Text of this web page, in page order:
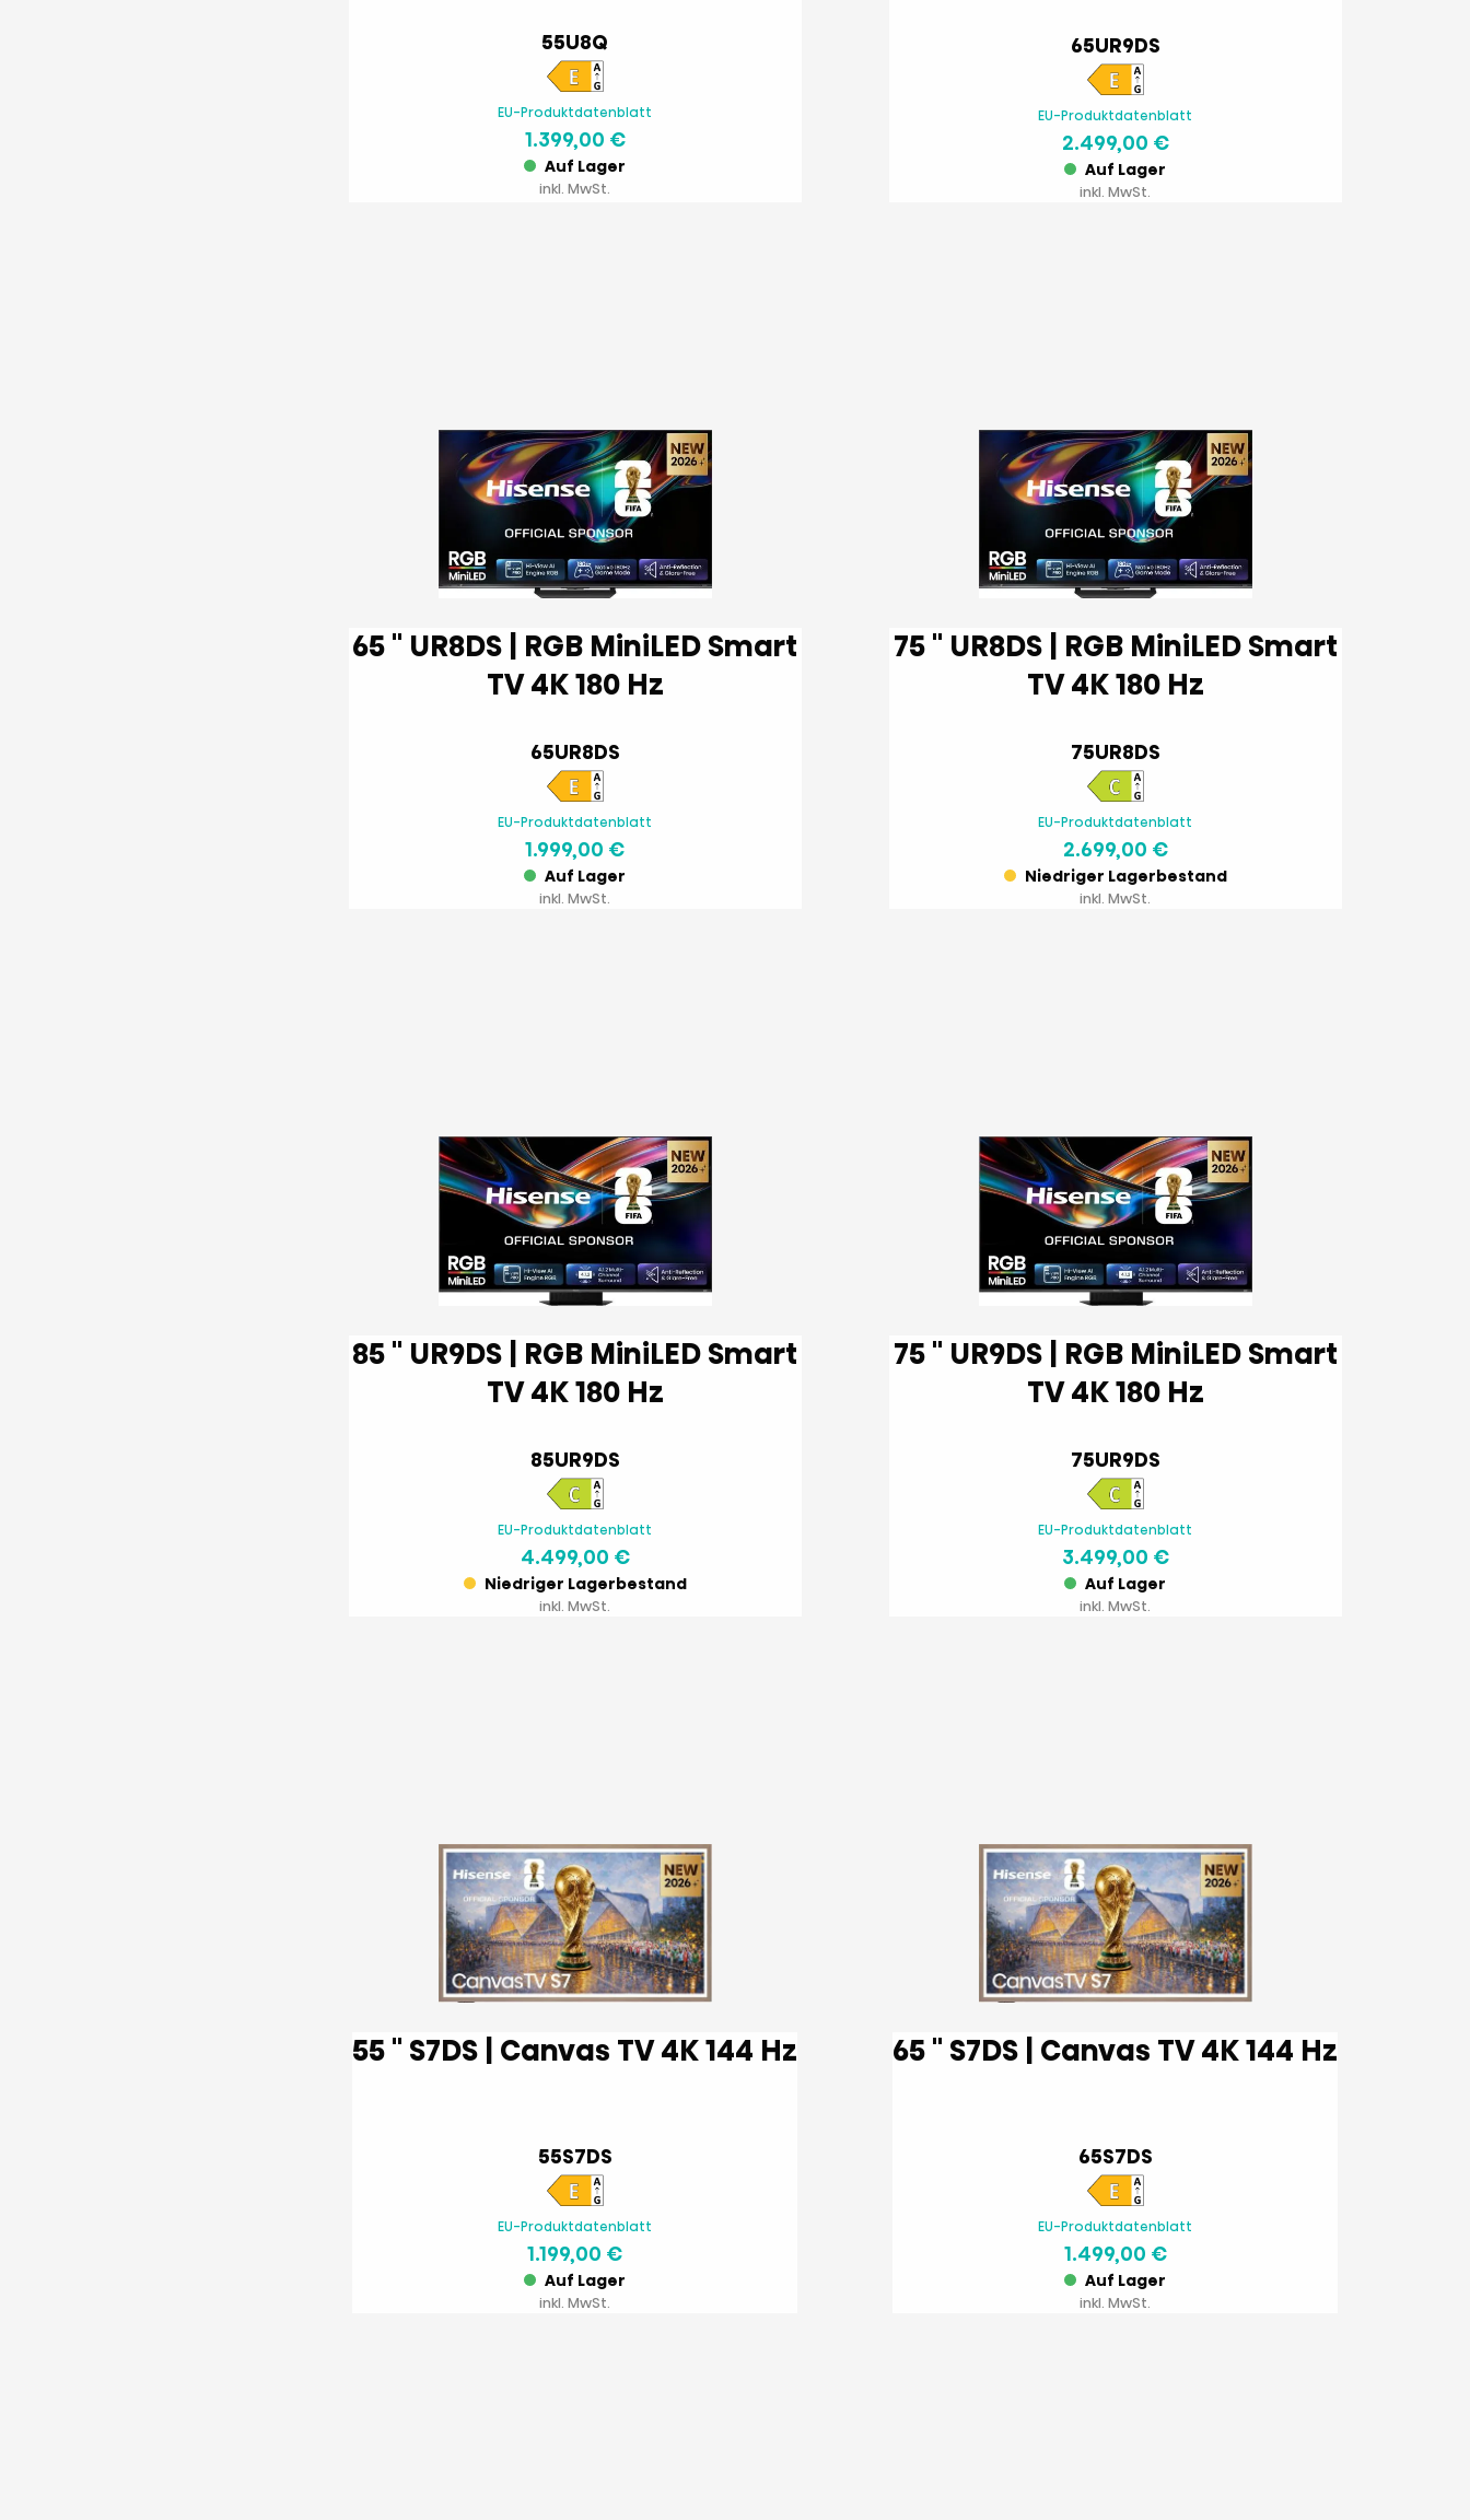
55U8Q
EU-Produktdatenblatt
1.399,00 €
Auf Lager
inkl. MwSt.
65UR9DS
EU-Produktdatenblatt
2.499,00 €
Auf Lager
inkl. MwSt.
65 '' UR8DS | RGB MiniLED Smart
TV 4K 180 Hz
65UR8DS
EU-Produktdatenblatt
1.999,00 €
Auf Lager
inkl. MwSt.
75 '' UR8DS | RGB MiniLED Smart
TV 4K 180 Hz
75UR8DS
EU-Produktdatenblatt
2.699,00 €
Niedriger Lagerbestand
inkl. MwSt.
85 '' UR9DS | RGB MiniLED Smart
TV 4K 180 Hz
85UR9DS
EU-Produktdatenblatt
4.499,00 €
Niedriger Lagerbestand
inkl. MwSt.
75 '' UR9DS | RGB MiniLED Smart
TV 4K 180 Hz
75UR9DS
EU-Produktdatenblatt
3.499,00 €
Auf Lager
inkl. MwSt.
55 '' S7DS | Canvas TV 4K 144 Hz
55S7DS
EU-Produktdatenblatt
1.199,00 €
Auf Lager
inkl. MwSt.
65 '' S7DS | Canvas TV 4K 144 Hz
65S7DS
EU-Produktdatenblatt
1.499,00 €
Auf Lager
inkl. MwSt.